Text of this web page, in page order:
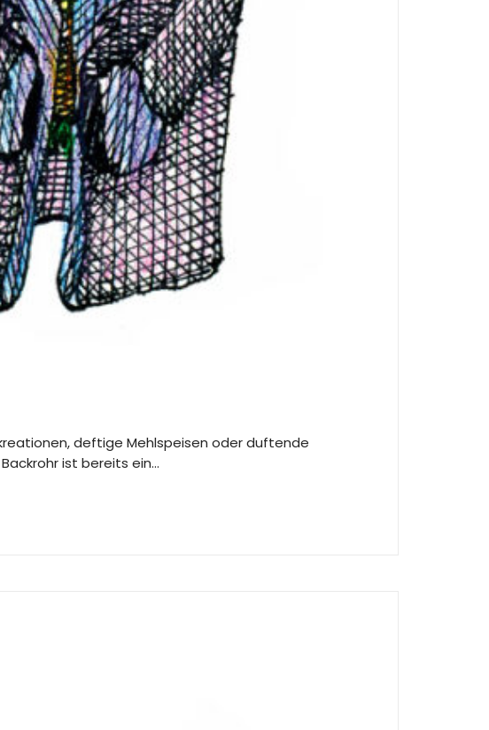
deftige Mehlspeisen oder duftende
ist bereits ein…